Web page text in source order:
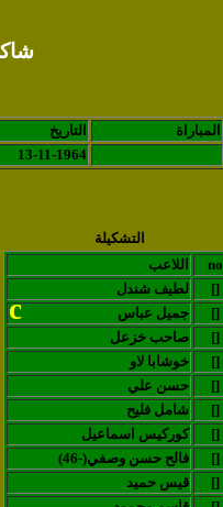
التاريخ
المباراة
13-11-1964
اللاعب
no
لطيف شندل
[]
جميل عباس
[]
صاحب خزعل
[]
خوشابا لاو
[]
حسن علي
[]
شامل فليح
[]
كوركيس اسماعيل
[]
(فالح حسن وصفي(-46
[]
قيس حميد
[]
التشكيلة
c